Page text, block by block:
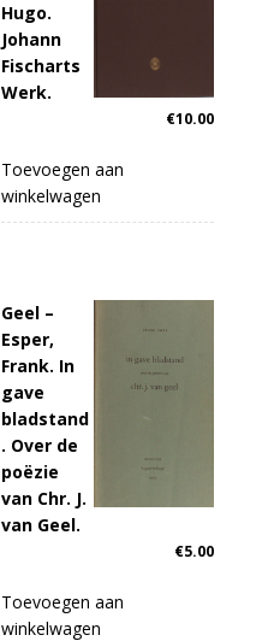
Hugo.
Johann
Fischarts
Werk.
€10.00
Toevoegen aan
winkelwagen
Geel –
Esper,
Frank. In
gave
bladstand
. Over de
poëzie
van Chr. J.
van Geel.
€5.00
Toevoegen aan
winkelwagen